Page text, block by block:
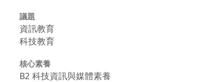
議題
資訊教育
科技教育
核心素養
B2 科技資訊與媒體素養